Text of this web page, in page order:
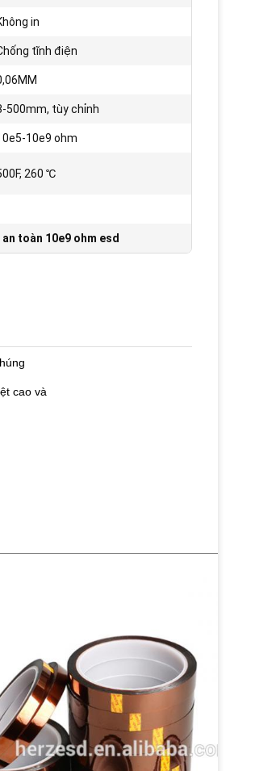
in
tĩnh điện
500mm, tùy chỉnh
10e9 ohm
260 ℃
an toàn 10e9 ohm esd
cao và